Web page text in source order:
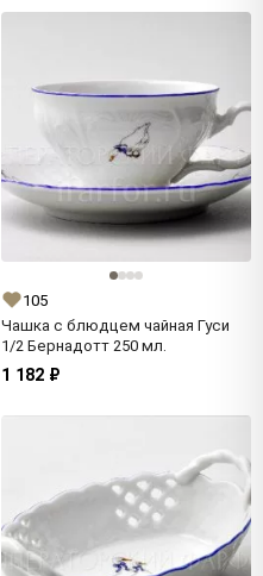
105
Чашка с блюдцем чайная Гуси
1/2 Бернадотт 250 мл.
1 182 ₽